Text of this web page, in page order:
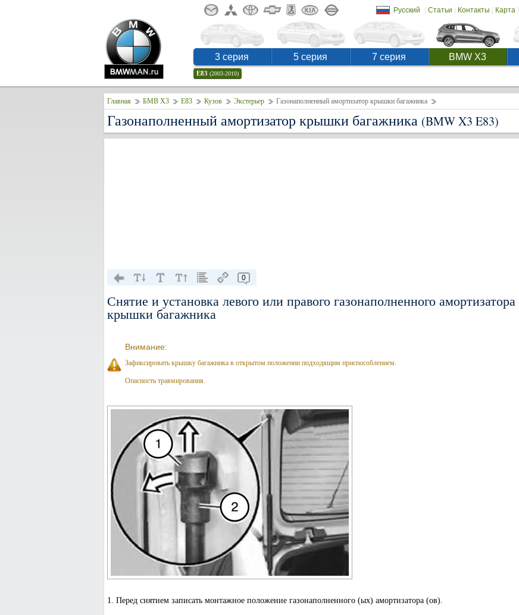
Русский | Статьи | Контакты | Карта|
3 серия 5 серия 7 серия BMW X3
E83 (2003-2010)
Главная БМВ Х3 E83 Кузов Экстерьер Газонаполненный амортизатор крышки багажника
Газонаполненный амортизатор крышки багажника (BMW X3 E83)
0
Снятие и установка левого или правого газонаполненного амортизатора
крышки багажника
Внимание:
Зафиксировать крышку багажника в открытом положении подходящим приспособлением.
Опасность травмирования.
1. Перед снятием записать монтажное положение газонаполненного (ых) амортизатора (ов).